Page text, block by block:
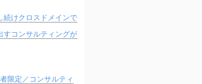
続けクロスドメインで
すコンサルティングが
限定／コンサルティ